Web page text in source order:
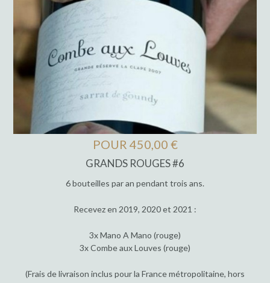
POUR 450,00 €
GRANDS ROUGES #6
6 bouteilles par an pendant trois ans.
Recevez en 2019, 2020 et 2021 :
3x Mano A Mano (rouge)
3x Combe aux Louves (rouge)
(Frais de livraison inclus pour la France métropolitaine, hors